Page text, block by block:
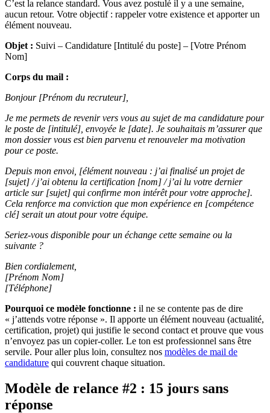
C’est la relance standard. Vous avez postulé il y a une semaine,
aucun retour. Votre objectif : rappeler votre existence et apporter un
élément nouveau.
Objet : Suivi – Candidature [Intitulé du poste] – [Votre Prénom
Nom]
Corps du mail :
Bonjour [Prénom du recruteur],
Je me permets de revenir vers vous au sujet de ma candidature pour
le poste de [intitulé], envoyée le [date]. Je souhaitais m’assurer que
mon dossier vous est bien parvenu et renouveler ma motivation
pour ce poste.
Depuis mon envoi, [élément nouveau : j’ai finalisé un projet de
[sujet] / j’ai obtenu la certification [nom] / j’ai lu votre dernier
article sur [sujet] qui confirme mon intérêt pour votre approche].
Cela renforce ma conviction que mon expérience en [compétence
clé] serait un atout pour votre équipe.
Seriez-vous disponible pour un échange cette semaine ou la
suivante ?
Bien cordialement,
[Prénom Nom]
[Téléphone]
Pourquoi ce modèle fonctionne : il ne se contente pas de dire
« j’attends votre réponse ». Il apporte un élément nouveau (actualité,
certification, projet) qui justifie le second contact et prouve que vous
n’envoyez pas un copier-coller. Le ton est professionnel sans être
servile. Pour aller plus loin, consultez nos modèles de mail de
candidature qui couvrent chaque situation.
Modèle de relance #2 : 15 jours sans
réponse